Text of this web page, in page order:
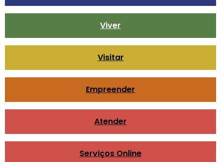
Viver
Visitar
Empreender
Atender
Serviços Online